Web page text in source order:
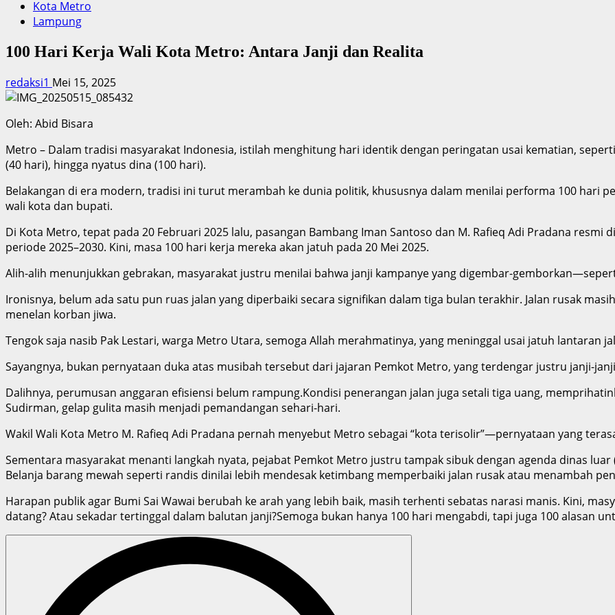
Kota Metro
Lampung
100 Hari Kerja Wali Kota Metro: Antara Janji dan Realita
redaksi1 Mei 15, 2025
Oleh: Abid Bisara
Metro – Dalam tradisi masyarakat Indonesia, istilah menghitung hari identik dengan peringatan usai kematian,
(40 hari), hingga nyatus dina (100 hari).
Belakangan di era modern, tradisi ini turut merambah ke dunia politik, khususnya dalam menilai performa 100 hari
wali kota dan bupati.
Di Kota Metro, tepat pada 20 Februari 2025 lalu, pasangan Bambang Iman Santoso dan M. Rafieq Adi Pradana resmi
periode 2025–2030. Kini, masa 100 hari kerja mereka akan jatuh pada 20 Mei 2025.
Alih-alih menunjukkan gebrakan, masyarakat justru menilai bahwa janji kampanye yang digembar-
Ironisnya, belum ada satu pun ruas jalan yang diperbaiki secara signifikan dalam tiga bulan terakhir. Jalan rusak
menelan korban jiwa.
Tengok saja nasib Pak Lestari, warga Metro Utara, semoga Allah merahmatinya, yang meninggal usai jatuh lantaran
Sayangnya, bukan pernyataan duka atas musibah tersebut dari jajaran Pemkot Metro, yang terdengar justru janji-
Dalihnya, perumusan anggaran efisiensi belum rampung.Kondisi penerangan jalan juga setali tiga uang,
Sudirman, gelap gulita masih menjadi pemandangan sehari-hari.
Wakil Wali Kota Metro M. Rafieq Adi Pradana pernah menyebut Metro sebagai “kota terisolir”—pernyataan yang
Sementara masyarakat menanti langkah nyata, pejabat Pemkot Metro justru tampak sibuk dengan agenda dinas
Belanja barang mewah seperti randis dinilai lebih mendesak ketimbang memperbaiki jalan rusak atau menambah
Harapan publik agar Bumi Sai Wawai berubah ke arah yang lebih baik, masih terhenti sebatas narasi manis. Kini,
datang? Atau sekadar tertinggal dalam balutan janji?Semoga bukan hanya 100 hari mengabdi, tapi juga 100 alasan